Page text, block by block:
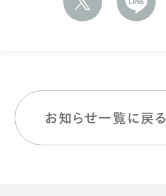
お知らせ一覧に戻る